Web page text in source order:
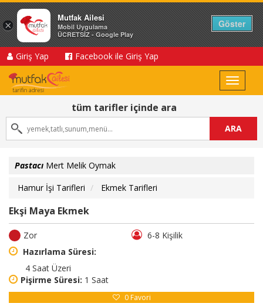
Giriş Yap Facebook ile Giriş Yap
Toggle
tüm tarifler içinde ara
ARA
Pastacı Mert Melik Oymak
Hamur İşi Tarifleri
Ekmek Tarifleri
Ekşi Maya Ekmek
Zor
6-8 Kişilik
Hazırlama Süresi:
4 Saat Üzeri
Pişirme Süresi: 1 Saat
0 Favori
×
Mutfak Ailesi
Mobil Uygulama
ÜCRETSİZ - Google Play
Göster